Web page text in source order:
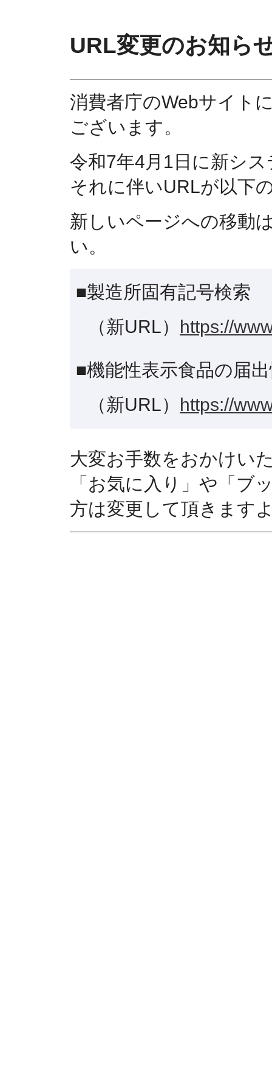
URL変更のお知ら
消費者庁のWebサイト
ございます。
令和7年4月1日に新シ
それに伴いURLが以下
新しいページへの移動
い。
■製造所固有記号検索
（新URL） https://
■機能性表示食品の届
（新URL） https://
大変お手数をおかけい
「お気に入り」や「ブ
方は変更して頂きます